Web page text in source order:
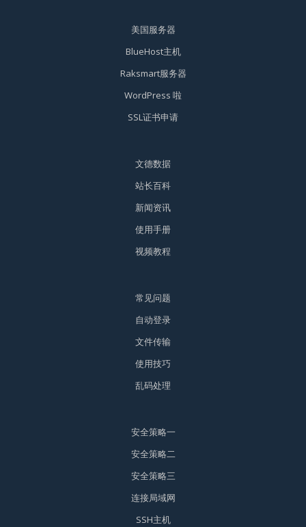
美国服务器
BlueHost主机
Raksmart服务器
WordPress 啦
SSL证书申请
文德数据
站长百科
新闻资讯
使用手册
视频教程
常见问题
自动登录
文件传输
使用技巧
乱码处理
安全策略一
安全策略二
安全策略三
连接局域网
SSH主机